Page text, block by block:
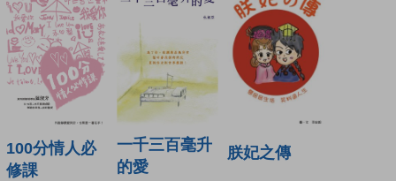
100分情人必
修課
一千三百毫升
的愛
朕妃之傳